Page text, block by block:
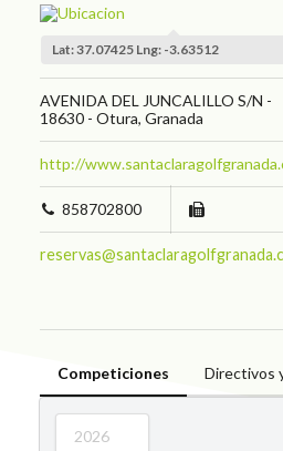
Lat: 37.07425 Lng: -3.63512
AVENIDA DEL JUNCALILLO S/N -
18630 - Otura, Granada
http://
858702800
Competiciones Directivos
2026